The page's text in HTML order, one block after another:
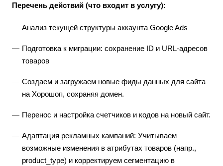
Перечень действий (что входит в услугу):
Анализ текущей структуры аккаунта Google Ads
Подготовка к миграции: сохранение ID и URL-адресов
товаров
Создаем и загружаем новые фиды данных для сайта
на Хорошоп, сохраняя домен.
Перенос и настройка счетчиков и кодов на новый сайт.
Адаптация рекламных кампаний: Учитываем
возможные изменения в атрибутах товаров (напр.,
product_type) и корректируем сегментацию в